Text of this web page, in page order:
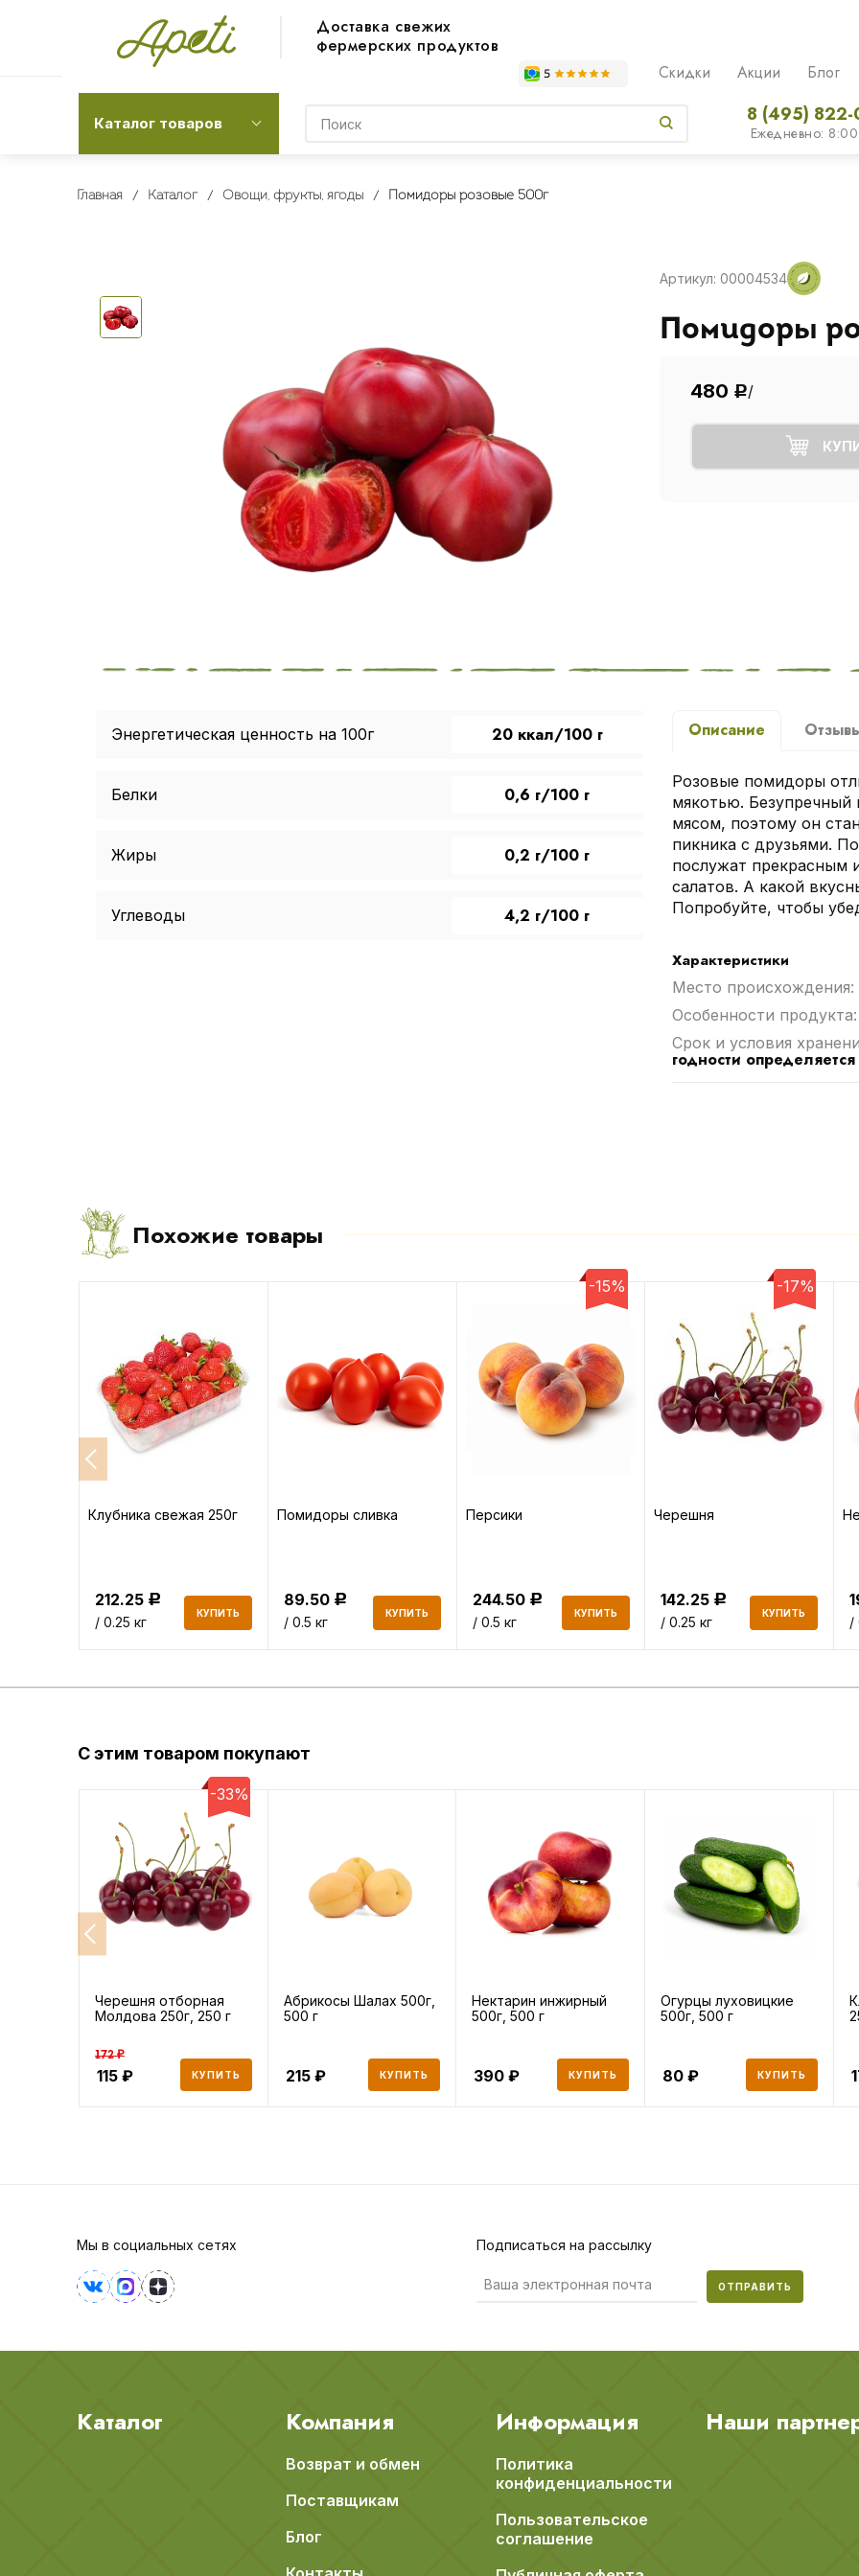
Доставка свежих
фермерских продуктов
Скидки Акции Блог
Каталог товаров 8 (495)
Ежедневно:
Главная Каталог Овощи, фрукты, ягоды Помидоры розовые 500г
Артикул: 00004534
Помидоры
480 Р/
Энергетическая ценность на 100г 20 ккал/100 г
Белки 0,6 г/100 г
Жиры 0,2 г/100 г
Углеводы 4,2 г/100 г
Описание
Розовые помидоры
мякотью.
мясом, поэтому он
пикника с друзьями.
послужат прекрасным
салатов. А какой
Попробуйте, чтобы
Характеристики
Место происхождения:
Особенности продукта:
Срок и условия
годности
Похожие товары
Клубника свежая 250г
212.25 Р
/ 0.25 кг
КУПИТЬ
Помидоры сливка
89.50 Р
/ 0.5 кг
КУПИТЬ
-15%
Персики
244.50 Р
/ 0.5 кг
КУПИТЬ
-17%
Черешня
142.25 Р
/ 0.25 кг
КУПИТЬ
/
С этим товаром покупают
-33%
Черешня отборная
Молдова 250г, 250 г
172 ₽
115 КУПИТЬ
Абрикосы Шалах 500г,
500 г
215 КУПИТЬ
Нектарин инжирный
500г, 500 г
390 КУПИТЬ
Огурцы луховицкие
500г, 500 г
80 КУПИТЬ
Мы в социальных сетях Подписаться на рассылку
ОТПРАВИТЬ
Каталог Компания
Возврат и обмен
Поставщикам
Блог
Информация
Политика
конфиденциальности
Пользовательское
соглашение
Наши